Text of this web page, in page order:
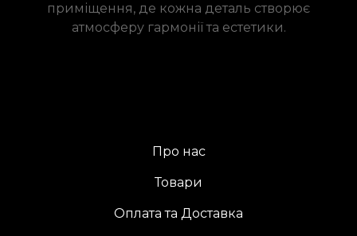
приміщення, де кожна деталь створює
атмосферу гармонії та естетики.
Про нас
Товари
Оплата та Доставка